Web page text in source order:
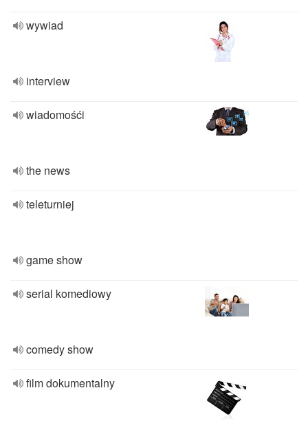
wywiad
interview
wiadomośći
the news
teleturniej
game show
serial komediowy
comedy show
film dokumentalny